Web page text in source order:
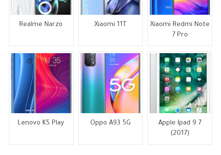
Realme Narzo Xiaomi 11T
Xiaomi Redmi Note
7 Pro
Lenovo K5 Play Oppo A93 5G
Apple Ipad 9 7
(2017)